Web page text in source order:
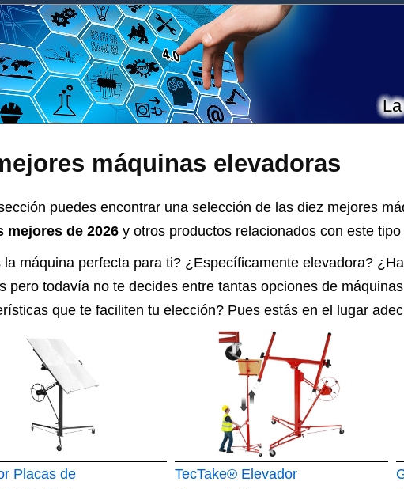
máquinas elevadoras
puedes encontrar una selección de las diez mejores
mejores de 2026 y otros productos relacionados con este
la máquina perfecta para ti? ¿Específicamente elevadora?
pero todavía no te decides entre tantas opciones de
que te faciliten tu elección? Pues estás en el lugar
Placas de
TecTake® Elevador